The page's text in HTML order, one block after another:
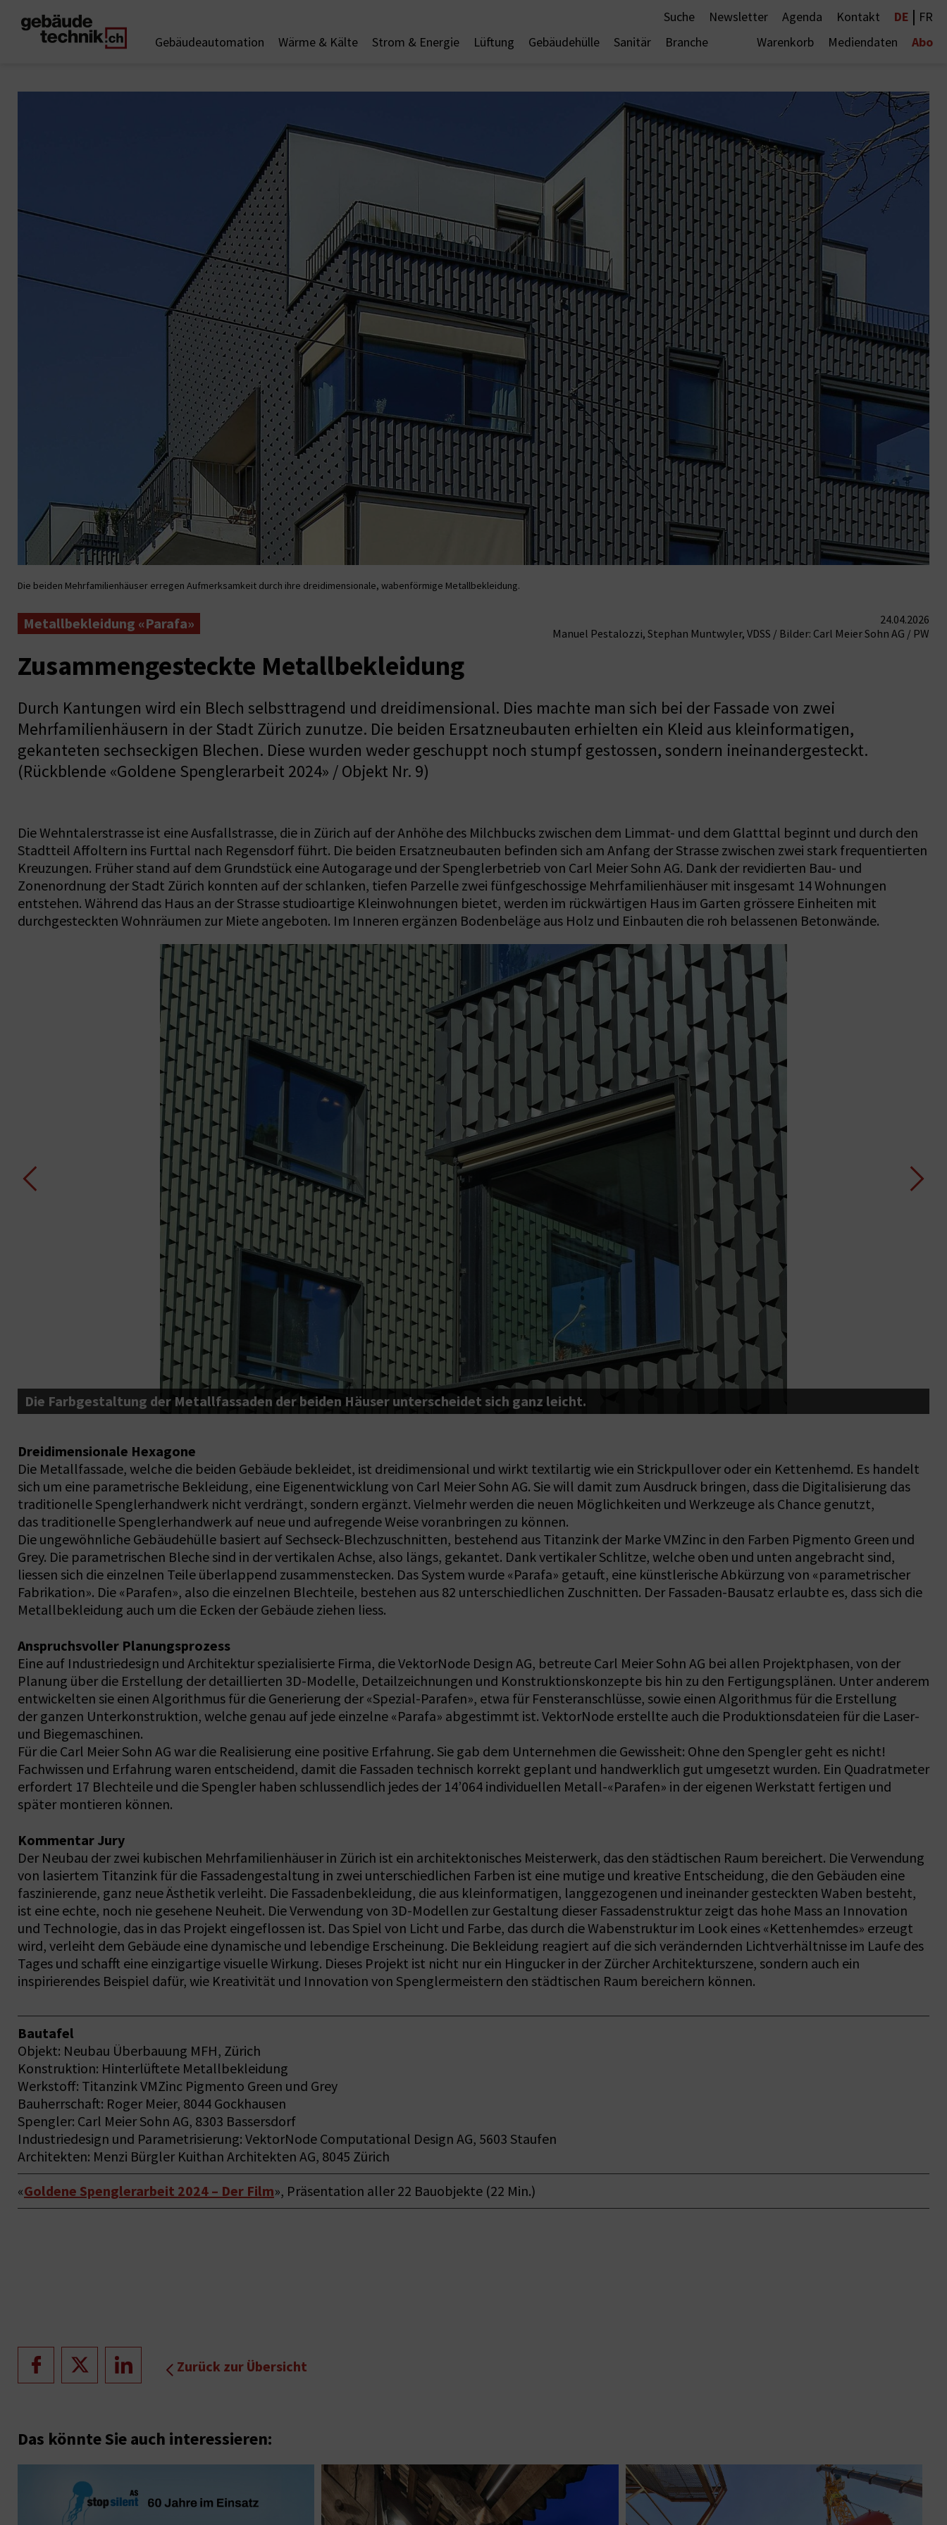
Suche Newsletter Agenda Kontakt DE | FR
Gebäudeautomation
Wärme & Kälte Strom & Energie Lüftung Gebäudehülle Sanitär Branche Warenkorb Mediendaten Abo
Die beiden Mehrfamilienhäuser erregen Aufmerksamkeit durch ihre dreidimensionale, wabenförmige Metallbekleidung.
Metallbekleidung «Parafa»
24.04.2026
Manuel Pestalozzi, Stephan Muntwyler, VDSS / Bilder: Carl Meier Sohn AG / PW
Zusammengesteckte Metallbekleidung
Durch Kantungen wird ein Blech selbsttragend und dreidimensional. Dies machte man sich bei der Fassade von zwei
Mehrfamilienhäusern in der Stadt Zürich zunutze. Die beiden Ersatzneubauten erhielten ein Kleid aus kleinformatigen,
gekanteten sechseckigen Blechen. Diese wurden weder geschuppt noch stumpf gestossen, sondern ineinandergesteckt.
(Rückblende «Goldene Spenglerarbeit 2024» / Objekt Nr. 9)
Die Wehntalerstrasse ist eine Ausfallstrasse, die in Zürich auf der Anhöhe des Milchbucks zwischen dem Limmat- und dem Glatttal beginnt und durch den
Stadtteil Affoltern ins Furttal nach Regensdorf führt. Die beiden Ersatzneubauten befinden sich am Anfang der Strasse zwischen zwei stark frequentierten
Kreuzungen. Früher stand auf dem Grundstück eine Autogarage und der Spenglerbetrieb von Carl Meier Sohn AG. Dank der revidierten Bau- und
Zonenordnung der Stadt Zürich konnten auf der schlanken, tiefen Parzelle zwei fünfgeschossige Mehrfamilienhäuser mit insgesamt 14 Wohnungen
entstehen. Während das Haus an der Strasse studioartige Kleinwohnungen bietet, werden im rückwärtigen Haus im Garten grössere Einheiten mit
durchgesteckten Wohnräumen zur Miete angeboten. Im Inneren ergänzen Bodenbeläge aus Holz und Einbauten die roh belassenen Betonwände.
Die Farbgestaltung der Metallfassaden der beiden Häuser unterscheidet sich ganz leicht.
Dreidimensionale Hexagone
Die Metallfassade, welche die beiden Gebäude bekleidet, ist dreidimensional und wirkt textilartig wie ein Strickpullover oder ein Kettenhemd. Es handelt
sich um eine parametrische Bekleidung, eine Eigenentwicklung von Carl Meier Sohn AG. Sie will damit zum Ausdruck bringen, dass die Digitalisierung das
traditionelle Spenglerhandwerk nicht verdrängt, sondern ergänzt. Vielmehr werden die neuen Möglichkeiten und Werkzeuge als Chance genutzt,
das traditionelle Spenglerhandwerk auf neue und aufregende Weise voranbringen zu können.
Die ungewöhnliche Gebäudehülle basiert auf Sechseck-Blechzuschnitten, bestehend aus Titanzink der Marke VMZinc in den Farben Pigmento Green und
Grey. Die parametrischen Bleche sind in der vertikalen Achse, also längs, gekantet. Dank vertikaler Schlitze, welche oben und unten angebracht sind,
liessen sich die einzelnen Teile überlappend zusammenstecken. Das System wurde «Parafa» getauft, eine künstlerische Abkürzung von «parametrischer
Fabrikation». Die «Parafen», also die einzelnen Blechteile, bestehen aus 82 unterschiedlichen Zuschnitten. Der Fassaden-Bausatz erlaubte es, dass sich die
Metallbekleidung auch um die Ecken der Gebäude ziehen liess.
Anspruchsvoller Planungsprozess
Eine auf Industriedesign und Architektur spezialisierte Firma, die VektorNode Design AG, betreute Carl Meier Sohn AG bei allen Projektphasen, von der
Planung über die Erstellung der detaillierten 3D-Modelle, Detailzeichnungen und Konstruktionskonzepte bis hin zu den Fertigungsplänen. Unter anderem
entwickelten sie einen Algorithmus für die Generierung der «Spezial-Parafen», etwa für Fensteranschlüsse, sowie einen Algorithmus für die Erstellung
der ganzen Unterkonstruktion, welche genau auf jede einzelne «Parafa» abgestimmt ist. VektorNode erstellte auch die Produktionsdateien für die Laser-
und Biegemaschinen.
Für die Carl Meier Sohn AG war die Realisierung eine positive Erfahrung. Sie gab dem Unternehmen die Gewissheit: Ohne den Spengler geht es nicht!
Fachwissen und Erfahrung waren entscheidend, damit die Fassaden technisch korrekt geplant und handwerklich gut umgesetzt wurden. Ein Quadratmeter
erfordert 17 Blechteile und die Spengler haben schlussendlich jedes der 14’064 individuellen Metall-«Parafen» in der eigenen Werkstatt fertigen und
später montieren können.
Kommentar Jury
Der Neubau der zwei kubischen Mehrfamilienhäuser in Zürich ist ein architektonisches Meisterwerk, das den städtischen Raum bereichert. Die Verwendung
von lasiertem Titanzink für die Fassadengestaltung in zwei unterschiedlichen Farben ist eine mutige und kreative Entscheidung, die den Gebäuden eine
faszinierende, ganz neue Ästhetik verleiht. Die Fassadenbekleidung, die aus kleinformatigen, langgezogenen und ineinander gesteckten Waben besteht,
ist eine echte, noch nie gesehene Neuheit. Die Verwendung von 3D-Modellen zur Gestaltung dieser Fassadenstruktur zeigt das hohe Mass an Innovation
und Technologie, das in das Projekt eingeflossen ist. Das Spiel von Licht und Farbe, das durch die Wabenstruktur im Look eines «Kettenhemdes» erzeugt
wird, verleiht dem Gebäude eine dynamische und lebendige Erscheinung. Die Bekleidung reagiert auf die sich verändernden Lichtverhältnisse im Laufe des
Tages und schafft eine einzigartige visuelle Wirkung. Dieses Projekt ist nicht nur ein Hingucker in der Zürcher Architekturszene, sondern auch ein
inspirierendes Beispiel dafür, wie Kreativität und Innovation von Spenglermeistern den städtischen Raum bereichern können.
Bautafel
Objekt: Neubau Überbauung MFH, Zürich
Konstruktion: Hinterlüftete Metallbekleidung
Werkstoff: Titanzink VMZinc Pigmento Green und Grey
Bauherrschaft: Roger Meier, 8044 Gockhausen
Spengler: Carl Meier Sohn AG, 8303 Bassersdorf
Industriedesign und Parametrisierung: VektorNode Computational Design AG, 5603 Staufen
Architekten: Menzi Bürgler Kuithan Architekten AG, 8045 Zürich
«Goldene Spenglerarbeit 2024 – Der Film», Präsentation aller 22 Bauobjekte (22 Min.)
Zurück zur Übersicht
Das könnte Sie auch interessieren: